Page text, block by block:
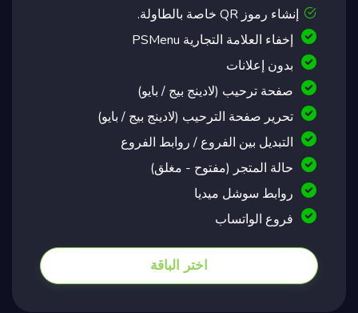
إنشاء رموز QR خاصة بالطاولة.
إخفاء العلامة التجارية PSMenu
بدون إعلانات
صفحة ترحيب (لادينج بيج / بايو)
تحرير صفحة الترحيب (لادينج بيج / بايو)
التبديل بين الفروع / روابط الفروع
حالة المتجر (مفتوح - مغلق)
روابط سوشل ميديا
فروع الواتساب
اختر الباقة